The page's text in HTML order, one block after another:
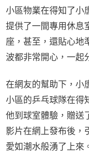
小區物業在得知了小
提供了一間專用休息
座，甚至，還貼心地
波都非常開心，一起
在網友的幫助下，小
小區的乒乓球隊在得
他到球室體驗，贈送
影片在網上發布後，
愛如潮水般湧了上來